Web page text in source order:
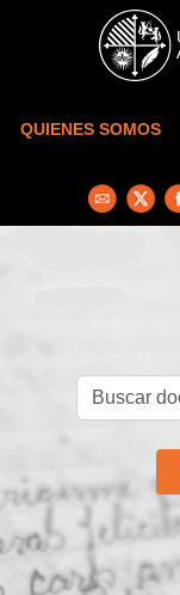
Skip to main content
QUIENES SOMOS